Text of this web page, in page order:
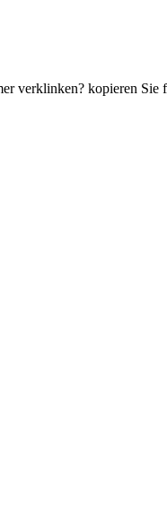
verklinken? kopieren